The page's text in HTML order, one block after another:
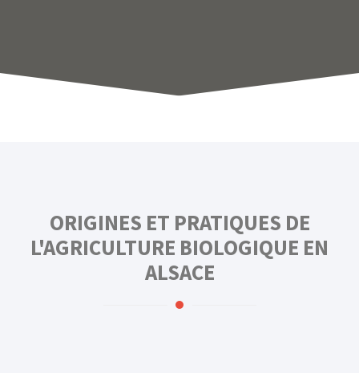
ORIGINES ET PRATIQUES DE
L'AGRICULTURE BIOLOGIQUE EN
ALSACE